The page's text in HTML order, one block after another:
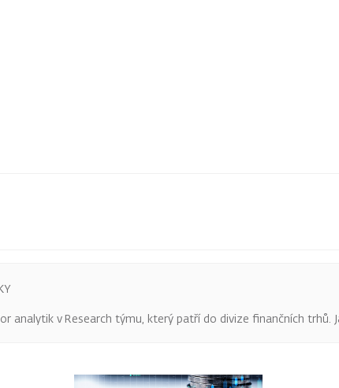
analytik v Research týmu, který patří do divize finančních